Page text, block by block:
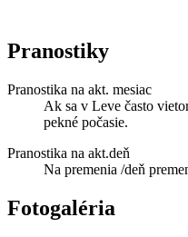
Pranostiky
Pranostika na akt. mesiac
Ak sa v Leve často
pekné počasie.
Pranostika na akt.deň
Na premenia /deň
Fotogaléria